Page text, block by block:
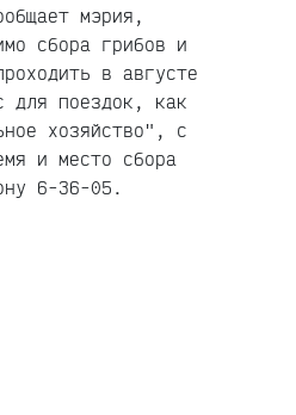
мэрия,
сбора грибов и
в августе
для поездок, как
хозяйство", с
и место сбора
6-36-05.